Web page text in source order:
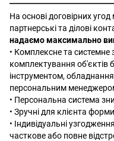
На основі договірних
партнерські та ділові
надаємо максимально
• Комплексне та системне
комплектування об'єктів
інструментом,
персональним
• Персональна система
• Зручні для клієнта
• Індивідуальні
часткове або повне